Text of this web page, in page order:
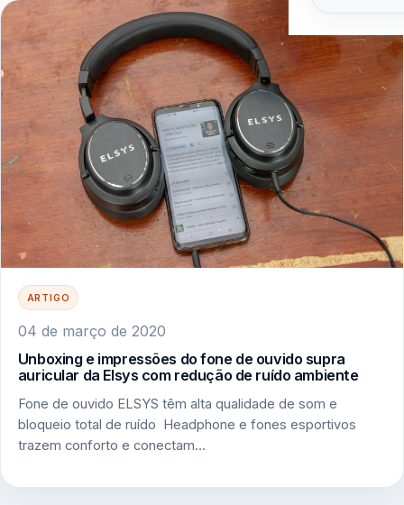
ARTIGO
04 de março de 2020
Unboxing e impressões do fone de ouvido supra
auricular da Elsys com redução de ruído ambiente
Fone de ouvido ELSYS têm alta qualidade de som e
bloqueio total de ruído Headphone e fones esportivos
trazem conforto e conectam…